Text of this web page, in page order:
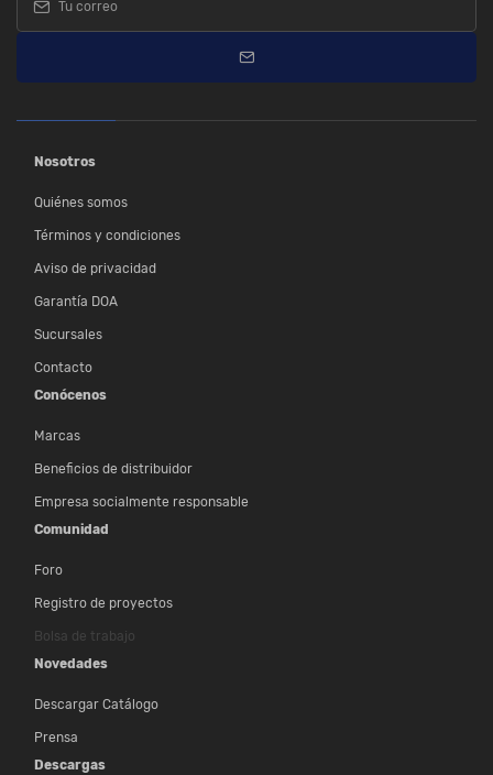
Nosotros
Quiénes somos
Términos y condiciones
Aviso de privacidad
Garantía DOA
Sucursales
Contacto
Conócenos
Marcas
Beneficios de distribuidor
Empresa socialmente responsable
Comunidad
Foro
Registro de proyectos
Bolsa de trabajo
Novedades
Descargar Catálogo
Prensa
Descargas